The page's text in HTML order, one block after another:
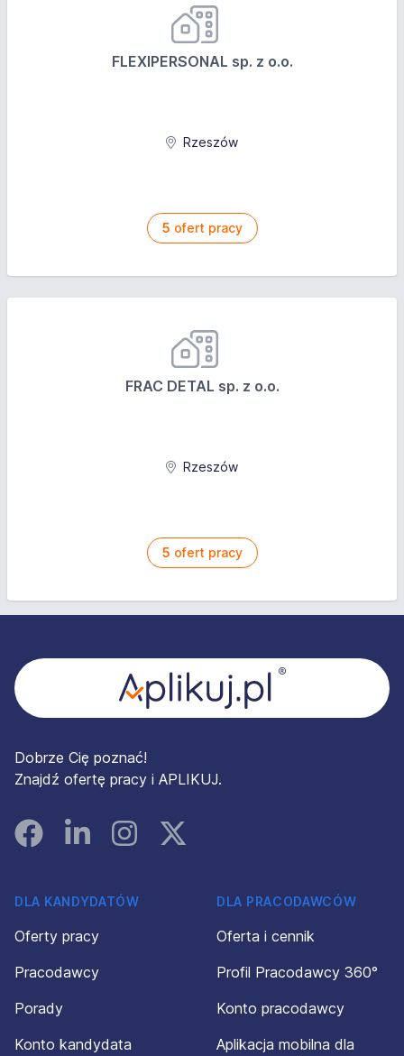
FLEXIPERSONAL sp. z o.o.
Rzeszów
5 ofert pracy
FRAC DETAL sp. z o.o.
Rzeszów
5 ofert pracy
Dobrze Cię poznać!
Znajdź ofertę pracy i APLIKUJ.
FacebookLinked InInstagramInstagram
DLA KANDYDATÓW
Oferty pracy
Pracodawcy
Porady
Konto kandydata
DLA PRACODAWCÓW
Oferta i cennik
Profil Pracodawcy 360°
Konto pracodawcy
Aplikacja mobilna dla